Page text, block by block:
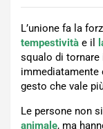
L’unione fa la
tempestività e il
squalo di tornare
gesto che vale
Le persone non
animale, ma